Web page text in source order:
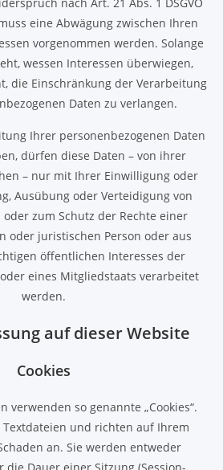
eine Abwägung zwischen Ihren
vorgenommen werden. Solange
wessen Interessen überwiegen,
die Einschränkung der Verarbeitung
Daten zu verlangen.
Ihrer personenbezogenen Daten
dürfen diese Daten – von ihrer
– nur mit Ihrer Einwilligung oder
Ausübung oder Verteidigung von
zum Schutz der Rechte einer
oder juristischen Person oder aus
öffentlichen Interesses der
eines Mitgliedstaats verarbeitet
werden.
auf dieser Website
Cookies
verwenden so genannte „Cookies“.
Textdateien und richten auf Ihrem
an. Sie werden entweder